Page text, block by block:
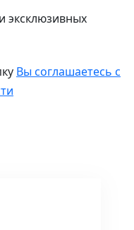
эксклюзивных
Вы соглашаетесь с